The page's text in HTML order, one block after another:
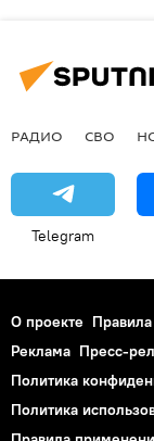
РАДИО СВО
Telegram
О проекте
Реклама Пресс-
Политика
Политика